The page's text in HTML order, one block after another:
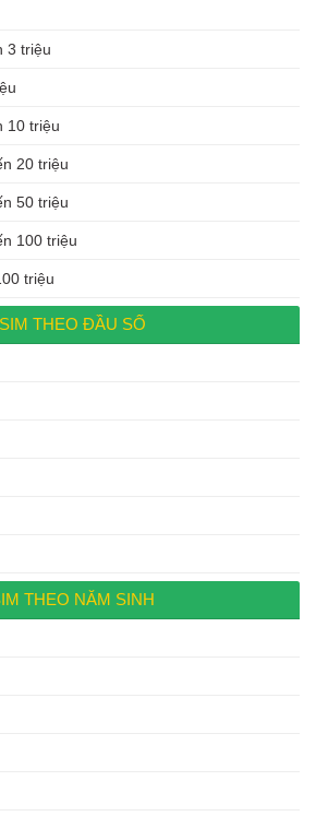
3 triệu
10 triệu
20 triệu
50 triệu
100 triệu
triệu
SIM THEO ĐẦU SỐ
THEO NĂM SINH